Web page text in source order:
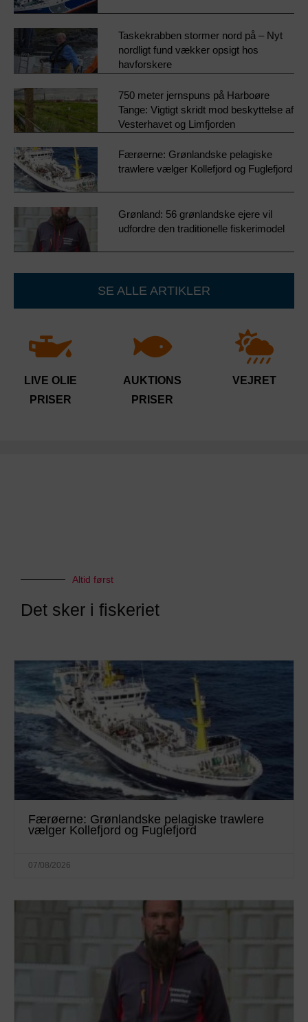
Taskekrabben stormer nord på – Nyt
nordligt fund vækker opsigt hos
havforskere
750 meter jernspuns på Harboøre
Tange: Vigtigt skridt mod beskyttelse af
Vesterhavet og Limfjorden
Færøerne: Grønlandske pelagiske
trawlere vælger Kollefjord og Fuglefjord
Grønland: 56 grønlandske ejere vil
udfordre den traditionelle fiskerimodel
SE ALLE ARTIKLER
LIVE OLIE
PRISER
AUKTIONS
PRISER
VEJRET
Altid først
Det sker i fiskeriet
Færøerne: Grønlandske pelagiske trawlere
vælger Kollefjord og Fuglefjord
07/08/2026